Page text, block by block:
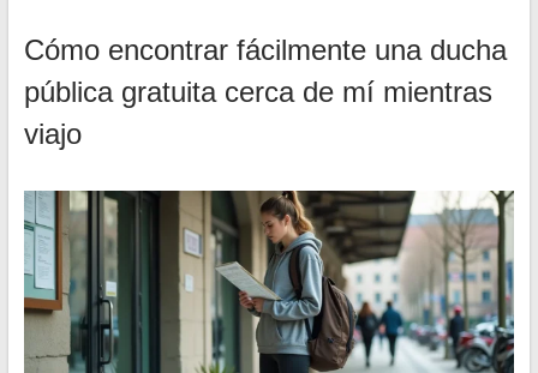
Cómo encontrar fácilmente una ducha
pública gratuita cerca de mí mientras
viajo